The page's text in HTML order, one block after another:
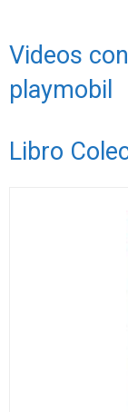
Videos
playmobil
Libro